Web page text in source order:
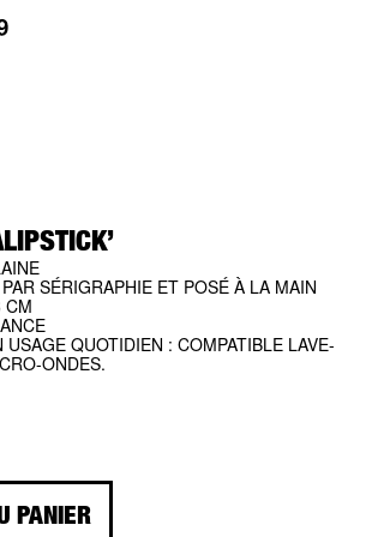
SÉRIGRAPHIE ET POSÉ À LA MAIN
QUOTIDIEN : COMPATIBLE LAVE-
ONDES.
PANIER